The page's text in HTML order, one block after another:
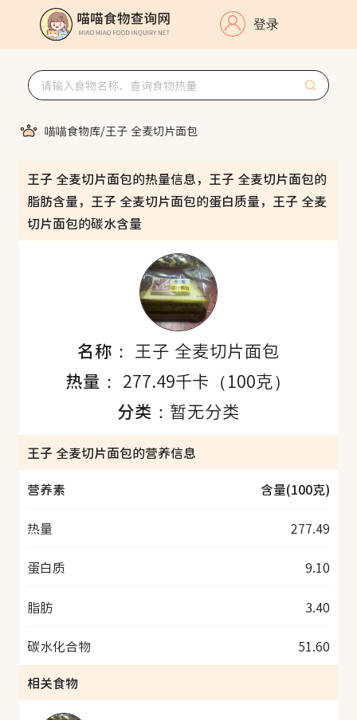
登录
喵喵食物库/王子 全麦切片面包
王子 全麦切片面包的热量信息，王子 全麦切片面包的
脂肪含量，王子 全麦切片面包的蛋白质量，王子 全麦
切片面包的碳水含量
名称： 王子 全麦切片面包
热量： 277.49千卡（100克）
分类： 暂无分类
王子 全麦切片面包的营养信息
营养素
含量(100克)
热量 277.49
蛋白质 9.10
脂肪 3.40
碳水化合物
51.60
相关食物